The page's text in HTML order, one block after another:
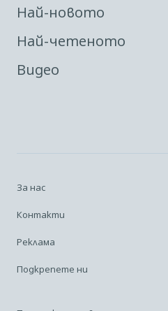
Най-новото
Най-четеното
Видео
За нас
Контакти
Реклама
Подкрепете ни